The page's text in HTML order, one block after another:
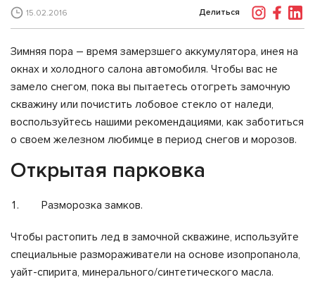
15.02.2016 Делиться
Зимняя пора – время замерзшего аккумулятора, инея на
окнах и холодного салона автомобиля. Чтобы вас не
замело снегом, пока вы пытаетесь отогреть замочную
скважину или почистить лобовое стекло от наледи,
воспользуйтесь нашими рекомендациями, как заботиться
о своем железном любимце в период снегов и морозов.
Открытая парковка
Разморозка замков.
Чтобы растопить лед в замочной скважине, используйте
специальные размораживатели на основе изопропанола,
уайт-спирита, минерального/синтетического масла.